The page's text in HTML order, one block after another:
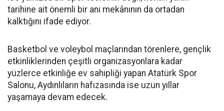
tarihine ait önemli bir anı mekânının da ortadan
kalktığını ifade ediyor.
Basketbol ve voleybol maçlarından törenlere, gençlik
etkinliklerinden çeşitli organizasyonlara kadar
yüzlerce etkinliğe ev sahipliği yapan Atatürk Spor
Salonu, Aydınlıların hafızasında ise uzun yıllar
yaşamaya devam edecek.